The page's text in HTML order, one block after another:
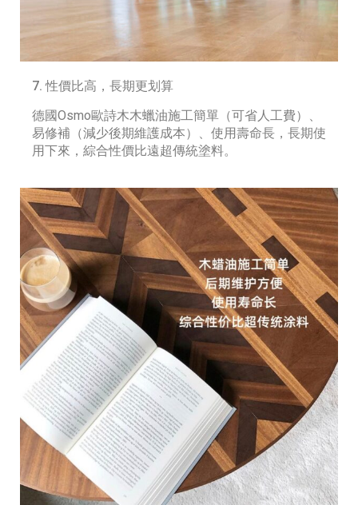
7. 性價比高，長期更划算
德國Osmo歐詩木木蠟油施工簡單（可省人工費）、
易修補（減少後期維護成本）、使用壽命長，長期使
用下來，綜合性價比遠超傳統塗料。